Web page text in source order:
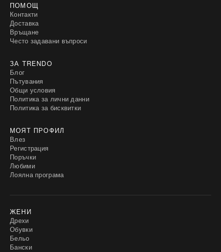
ПОМОЩ
Контакти
Доставка
Връщане
Често задавани въпроси
ЗА TRENDO
Блог
Пътувания
Общи условия
Политика за лични данни
Политика за бисквитки
МОЯТ ПРОФИЛ
Влез
Регистрация
Поръчки
Любими
Лоялна програма
ЖЕНИ
Дрехи
Обувки
Бельо
Бански